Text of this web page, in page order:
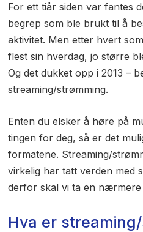
For ett tiår siden var fantes
begrep som ble brukt til å
aktivitet. Men etter hvert
flest sin hverdag, jo større
Og det dukket opp i 2013 –
streaming/strømming.
Enten du elsker å høre på
tingen for deg, så er det
formatene. Streaming/
virkelig har tatt verden med
derfor skal vi ta en nærmere
Hva er